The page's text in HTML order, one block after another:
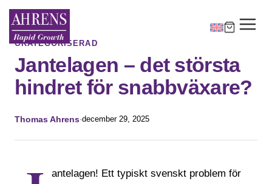
OKATEGORISERAD
Jantelagen – det största
hindret för snabbväxare?
Thomas Ahrens·december 29, 2025
antelagen! Ett typiskt svenskt problem för